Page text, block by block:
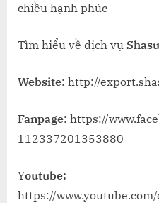
chiều hạnh phúc
Tìm hiểu về dịch vụ
Website: http://
Fanpage: https://
112337201353880
Youtube:
https://